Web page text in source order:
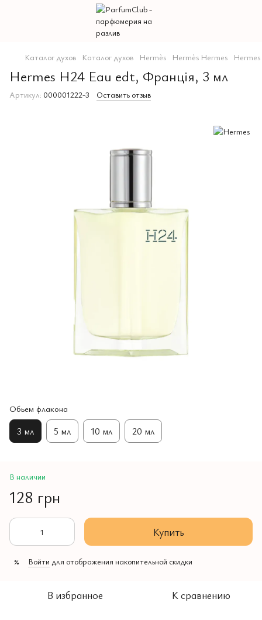
Каталог духов Каталог духов Hermès Hermès Hermes
Hermes H24 Eau edt, Франція, 3 мл
Артикул: 000001222-3 Оставить отзыв
Обьем флакона
3 мл 5 мл 10 мл 20 мл
В наличии
128 грн
Купить
% Войти для отображения накопительной скидки
В избранное К сравнению